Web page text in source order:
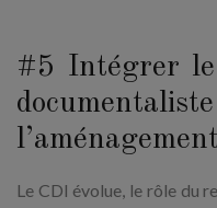
#5 Intégrer le
Le CDI évolue, le rôle du